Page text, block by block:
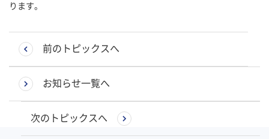
ります。
前のトピックスへ
お知らせ一覧へ
次のトピックスへ